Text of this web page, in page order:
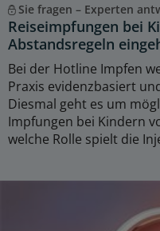
Sie fragen – Experten
Reiseimpfungen bei
Abstandsregeln
Bei der Hotline Impfen
Praxis evidenzbasiert
Diesmal geht es um
Impfungen bei Kindern
welche Rolle spielt die